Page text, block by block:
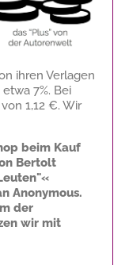
ihren Verlagen
7%. Bei
1,12 €. Wir
beim Kauf
Bertolt
Anonymous.
der
wir mit